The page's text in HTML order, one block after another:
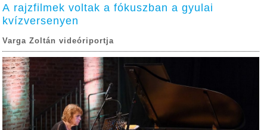
A rajzfilmek voltak a fókuszban a gyulai
kvízversenyen
Varga Zoltán videóriportja